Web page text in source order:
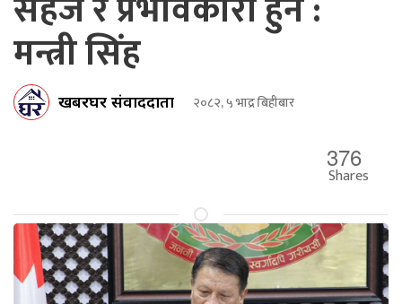
मन्त्री सिंह
खबरघर संवाददाता २०८२, ५ भाद्र बिहीबार
376
Shares